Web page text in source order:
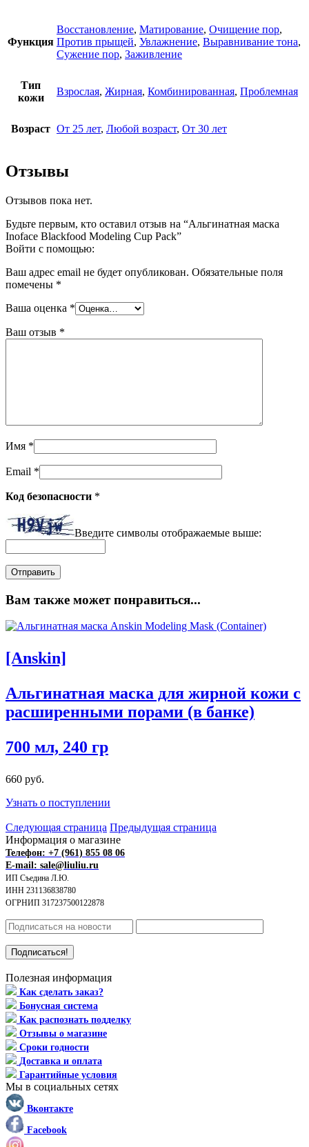
Функция
Восстановление, Матирование, Очищение пор,
Против прыщей, Увлажнение, Выравнивание тона,
Сужение пор, Заживление
Тип
кожи
Взрослая, Жирная, Комбинированная, Проблемная
Возраст От 25 лет, Любой возраст, От 30 лет
Отзывы
Отзывов пока нет.
Будьте первым, кто оставил отзыв на “Альгинатная маска
Inoface Blackfood Modeling Cup Pack”
Войти с помощью:
Ваш адрес email не будет опубликован. Обязательные поля
помечены *
Ваша оценка *
Ваш отзыв *
Имя *
Email *
Код безопасности *
Введите символы отображаемые выше:
Вам также может понравиться...
[Anskin]
Альгинатная маска для жирной кожи с
расширенными порами (в банке)
700 мл, 240 гр
660 руб.
Узнать о поступлении
Следующая страница Предыдущая страница
Информация о магазине
Телефон: +7 (961) 855 08 06
E-mail: sale@liuliu.ru
ИП Съедина Л.Ю.
ИНН 231136838780
ОГРНИП 317237500122878
Полезная информация
Как сделать заказ?
Бонусная система
Как распознать подделку
Отзывы о магазине
Сроки годности
Доставка и оплата
Гарантийные условия
Мы в социальных сетях
Вконтакте
Facebook